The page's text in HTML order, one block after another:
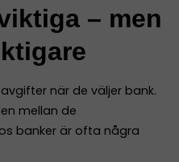
– men
när de väljer bank.
mellan de
banker är ofta några